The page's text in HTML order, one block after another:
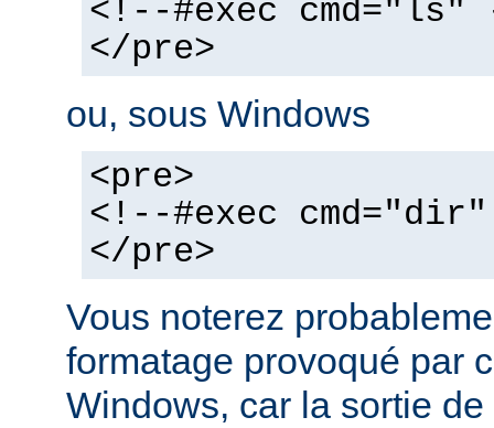
<!--#exec cmd="ls"
</pre>
ou, sous Windows
<pre>
<!--#exec
</pre>
Vous noterez
formatage provoqué par
Windows, car la sortie de